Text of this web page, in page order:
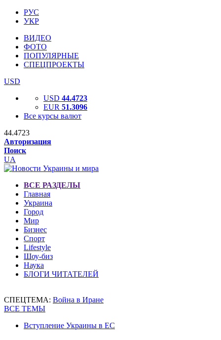
РУС
УКР
ВИДЕО
ФОТО
ПОПУЛЯРНЫЕ
СПЕЦПРОЕКТЫ
USD
USD 44.4723
EUR 51.3096
Все курсы валют
44.4723
Авторизация
Поиск
UA
ВСЕ РАЗДЕЛЫ
Главная
Украина
Город
Мир
Бизнес
Спорт
Lifestyle
Шоу-биз
Наука
БЛОГИ ЧИТАТЕЛЕЙ
СПЕЦТЕМА: Война в Иране
ВСЕ ТЕМЫ
Вступление Украины в ЕС